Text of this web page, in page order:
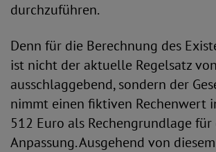
durchzuführen.
Denn für die Berechnung des
ist nicht der aktuelle Regelsatz
ausschlaggebend, sondern der
nimmt einen fiktiven Rechenwert
512 Euro als Rechengrundlage für
Anpassung. Ausgehend von